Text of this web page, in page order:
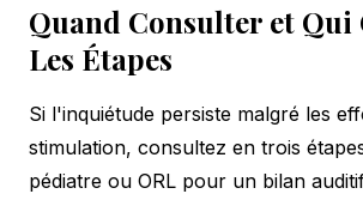
Quand Consulter et Qui
Les Étapes
Si l'inquiétude persiste malgré les
stimulation, consultez en trois
pédiatre ou ORL pour un bilan